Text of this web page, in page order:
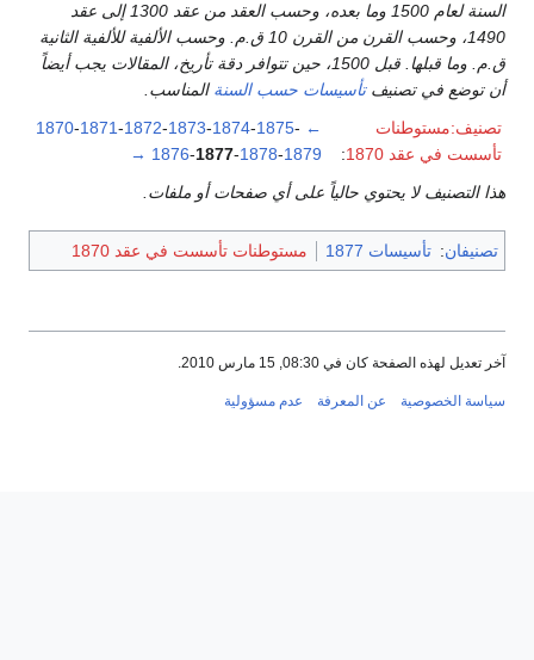
السنة لعام 1500 وما بعده، وحسب العقد من عقد 1300 إلى عقد
1490، وحسب القرن من القرن 10 ق.م. وحسب الألفية للألفية الثانية
ق.م. وما قبلها. قبل 1500، حين تتوافر دقة تأريخ، المقالات يجب أيضاً
أن توضع في تصنيفتأسيسات حسب السنة المناسب.
تصنيف:مستوطنات
تأسست في عقد 1870
:
←
1870-1871-1872-1873-1874-1875-
1876-1877-1878-1879
→
هذا التصنيف لا يحتوي حالياً على أي صفحات أو ملفات.
تصنيفان: تأسيسات 1877 مستوطنات تأسست في عقد 1870
آخر تعديل لهذه الصفحة كان في 08:30, 15 مارس 2010.
سياسة الخصوصية عن المعرفة عدم مسؤولية